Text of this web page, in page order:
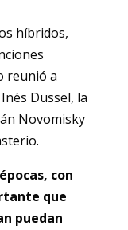
híbridos,
reunió a
Dussel, la
Novomisky
con
que
puedan